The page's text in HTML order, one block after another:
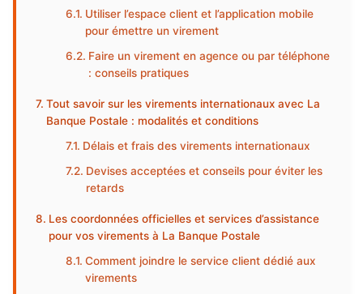
Utiliser l’espace client et l’application mobile
pour émettre un virement
Faire un virement en agence ou par téléphone
: conseils pratiques
Tout savoir sur les virements internationaux avec La
Banque Postale : modalités et conditions
Délais et frais des virements internationaux
Devises acceptées et conseils pour éviter les
retards
Les coordonnées officielles et services d’assistance
pour vos virements à La Banque Postale
Comment joindre le service client dédié aux
virements